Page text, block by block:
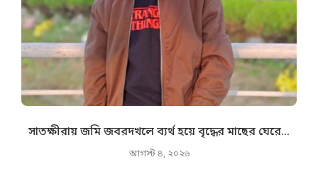
সাতক্ষীরায় জমি জবরদখলে ব্যর্থ হয়ে বৃদ্ধের মাছের ঘেরে...
আগস্ট ৪, ২০২৬